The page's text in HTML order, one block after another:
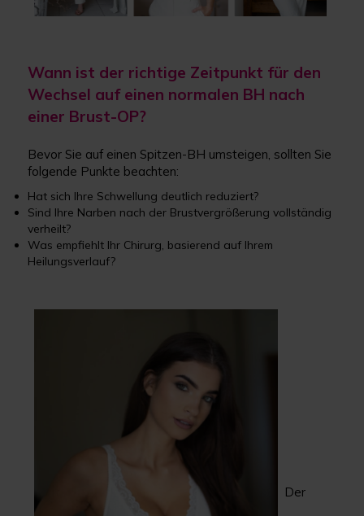
Wann ist der richtige Zeitpunkt für den
Wechsel auf einen normalen BH nach
einer Brust-OP?
Bevor Sie auf einen Spitzen-BH umsteigen, sollten Sie
folgende Punkte beachten:
Hat sich Ihre Schwellung deutlich reduziert?
Sind Ihre Narben nach der Brustvergrößerung vollständig
verheilt?
Was empfiehlt Ihr Chirurg, basierend auf Ihrem
Heilungsverlauf?
Der